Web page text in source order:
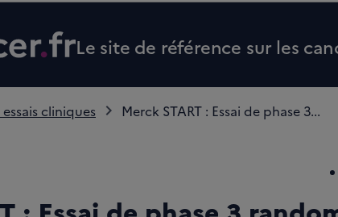
Le site de référence sur les
cliniques Merck START : Essai de phase 3...